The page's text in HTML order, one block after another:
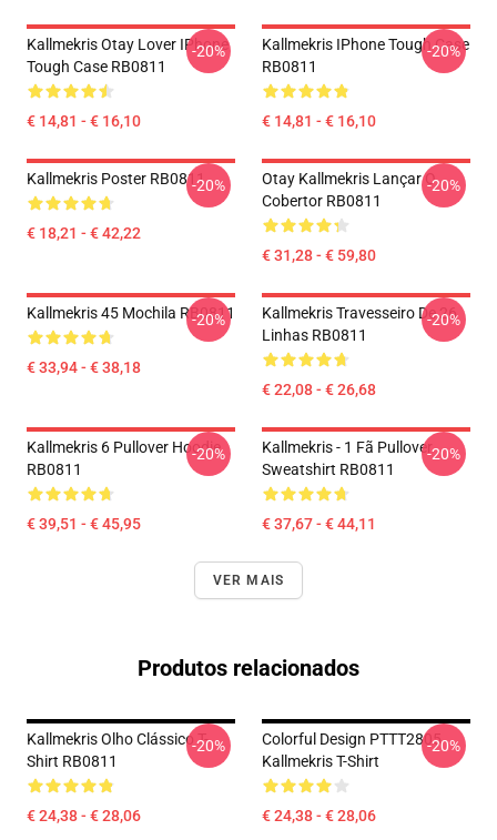
Kallmekris Otay Lover IPhone
Tough Case RB0811
€ 14,81 - € 16,10
-20%
Kallmekris IPhone Tough Case
RB0811
€ 14,81 - € 16,10
-20%
Kallmekris Poster RB0811
€ 18,21 - € 42,22
-20%
Otay Kallmekris Lançar O
Cobertor RB0811
€ 31,28 - € 59,80
-20%
Kallmekris 45 Mochila RB0811
€ 33,94 - € 38,18
-20%
Kallmekris Travesseiro De 26
Linhas RB0811
€ 22,08 - € 26,68
-20%
Kallmekris 6 Pullover Hoodie
RB0811
€ 39,51 - € 45,95
-20%
Kallmekris - 1 Fã Pullover
Sweatshirt RB0811
€ 37,67 - € 44,11
-20%
VER MAIS
Produtos relacionados
Kallmekris Olho Clássico T-
Shirt RB0811
€ 24,38 - € 28,06
-20%
Colorful Design PTTT2805
Kallmekris T-Shirt
€ 24,38 - € 28,06
-20%